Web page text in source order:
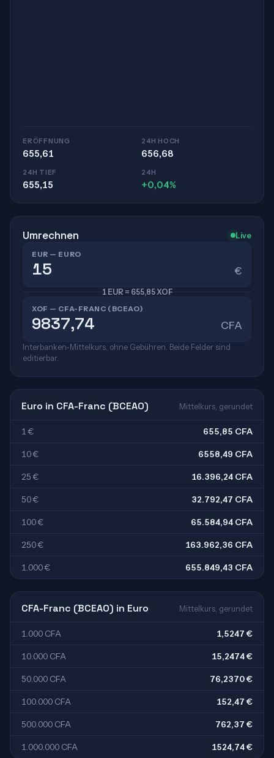
ERÖFFNUNG
655,61
24H HOCH
656,68
24H TIEF
655,15
24H
+0,04%
Umrechnen Live
EUR — EURO
€
1 EUR = 655,85 XOF
XOF — CFA-FRANC (BCEAO)
CFA
Interbanken-Mittelkurs, ohne Gebühren. Beide Felder sind
editierbar.
Euro in CFA-Franc (BCEAO) Mittelkurs, gerundet
1 € 655,85 CFA
10 € 6558,49 CFA
25 € 16.396,24 CFA
50 € 32.792,47 CFA
100 € 65.584,94 CFA
250 € 163.962,36 CFA
1.000 € 655.849,43 CFA
CFA-Franc (BCEAO) in Euro Mittelkurs, gerundet
1.000 CFA 1,5247 €
10.000 CFA 15,2474 €
50.000 CFA 76,2370 €
100.000 CFA 152,47 €
500.000 CFA 762,37 €
1.000.000 CFA 1524,74 €